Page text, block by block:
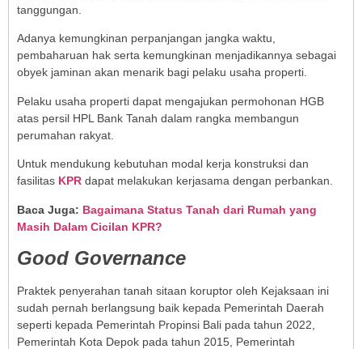
tanggungan.
Adanya kemungkinan perpanjangan jangka waktu,
pembaharuan hak serta kemungkinan menjadikannya sebagai
obyek jaminan akan menarik bagi pelaku usaha properti.
Pelaku usaha properti dapat mengajukan permohonan HGB
atas persil HPL Bank Tanah dalam rangka membangun
perumahan rakyat.
Untuk mendukung kebutuhan modal kerja konstruksi dan
fasilitas KPR dapat melakukan kerjasama dengan perbankan.
Baca Juga: Bagaimana Status Tanah dari Rumah yang
Masih Dalam Cicilan KPR?
Good Governance
Praktek penyerahan tanah sitaan koruptor oleh Kejaksaan ini
sudah pernah berlangsung baik kepada Pemerintah Daerah
seperti kepada Pemerintah Propinsi Bali pada tahun 2022,
Pemerintah Kota Depok pada tahun 2015, Pemerintah